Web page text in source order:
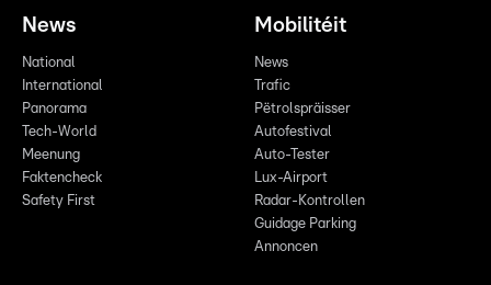
News
National
International
Panorama
Tech-World
Meenung
Faktencheck
Safety First
Mobilitéit
News
Trafic
Pëtrolspräisser
Autofestival
Auto-Tester
Lux-Airport
Radar-Kontrollen
Guidage Parking
Annoncen